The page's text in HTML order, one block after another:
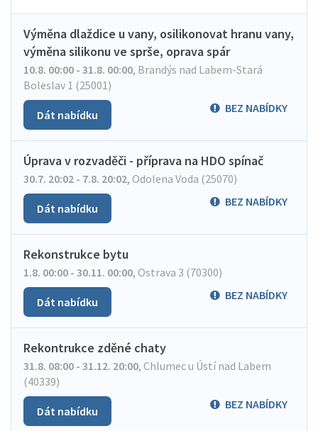
Výměna dlaždice u vany, osilikonovat hranu vany,
výměna silikonu ve sprše, oprava spár
10.8. 00:00 - 31.8. 00:00, Brandýs nad Labem-Stará
Boleslav 1 (25001)
BEZ NABÍDKY
Dát nabídku
Úprava v rozvaděči - příprava na HDO spínač
30.7. 20:02 - 7.8. 20:02, Odolena Voda (25070)
BEZ NABÍDKY
Dát nabídku
Rekonstrukce bytu
1.8. 00:00 - 30.11. 00:00, Ostrava 3 (70300)
BEZ NABÍDKY
Dát nabídku
Rekontrukce zděné chaty
31.8. 08:00 - 31.12. 20:00, Chlumec u Ústí nad Labem
(40339)
BEZ NABÍDKY
Dát nabídku